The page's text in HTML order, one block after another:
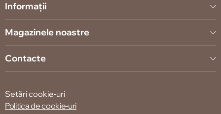
Informații
Magazinele noastre
Contacte
Setări cookie-uri
Politica de cookie-uri